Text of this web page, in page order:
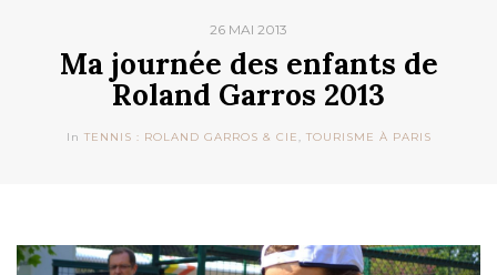
26 MAI 2013
Ma journée des enfants de
Roland Garros 2013
In TENNIS : ROLAND GARROS & CIE, TOURISME À PARIS